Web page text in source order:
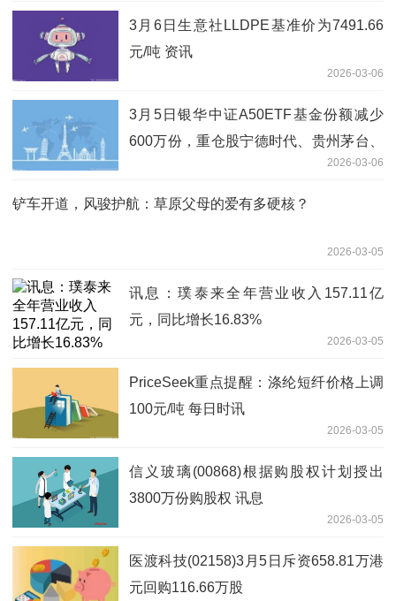
3月6日生意社LLDPE基准价为7491.66
元/吨 资讯
2026-03-06
3月5日银华中证A50ETF基金份额减少
600万份，重仓股宁德时代、贵州茅台、
2026-03-06
铲车开道，风骏护航：草原父母的爱有多硬核？
2026-03-05
讯息：璞泰来全年营业收入157.11亿
元，同比增长16.83%
2026-03-05
PriceSeek重点提醒：涤纶短纤价格上调
100元/吨 每日时讯
2026-03-05
信义玻璃(00868)根据购股权计划授出
3800万份购股权 讯息
2026-03-05
医渡科技(02158)3月5日斥资658.81万港
元回购116.66万股